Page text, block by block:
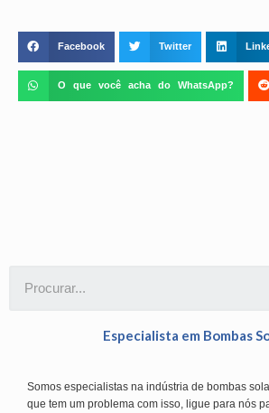
Facebook Twitter
O que você acha do WhatsApp?
Especialista em Bombas
Somos especialistas na indústria de bombas
que tem um problema com isso, ligue para nós